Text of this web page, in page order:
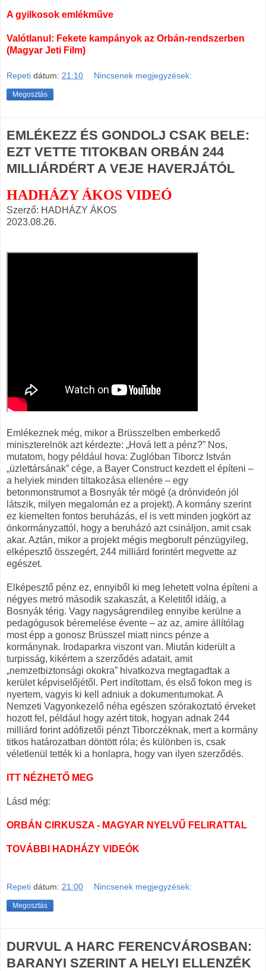
A gyilkosok emlékműve
Valótlanul: Fekete kampányok az Orbán-rendszerben
(Magyar Jeti Film)
Repeti dátum: 21:10 Nincsenek megjegyzések:
Megosztás
EMLÉKEZZ ÉS GONDOLJ CSAK BELE:
EZT VETTE TITOKBAN ORBÁN 244
MILLIÁRDÉRT A VEJE HAVERJÁTÓL
HADHÁZY ÁKOS VIDEÓ
Szerző: HADHÁZY ÁKOS
2023.08.26.
Emlékeznek még, mikor a Brüsszelben emberkedő
miniszterelnök azt kérdezte: „Hová lett a pénz?” Nos,
mutatom, hogy például hova: Zuglóban Tiborcz István
„üzlettársának” cége, a Bayer Construct kezdett el építeni –
a helyiek minden tiltakozása ellenére – egy
betonmonstrumot a Bosnyák tér mögé (a drónvideón jól
látszik, milyen megalomán ez a projekt). A kormány szerint
ez kiemelten fontos beruházás, el is vett minden jogkört az
önkormányzattól, hogy a beruházó azt csináljon, amit csak
akar. Aztán, mikor a projekt mégis megborult pénzügyileg,
elképesztő összegért, 244 milliárd forintért megvette az
egészet.
Elképesztő pénz ez, ennyiből ki meg lehetett volna építeni a
négyes metró második szakaszát, a Keletitől idáig, a
Bosnyák térig. Vagy nagyságrendileg ennyibe kerülne a
pedagógusok béremelése évente – az az, amire állítólag
most épp a gonosz Brüsszel miatt nincs pénze a
kormánynak. Irodaparkra viszont van. Miután kiderült a
turpisság, kikértem a szerződés adatait, amit
„nemzetbiztonsági okokra” hivatkozva megtagadtak a
kerület képviselőjétől. Pert indítottam, és első fokon meg is
nyertem, vagyis ki kell adniuk a dokumentumokat. A
Nemzeti Vagyonkezelő néha egészen szórakoztató érveket
hozott fel, például hogy azért titok, hogyan adnak 244
milliárd forint adófizetői pénzt Tiborczéknak, mert a kormány
titkos határozatban döntött róla; és különben is, csak
véletlenül tették ki a honlapra, hogy van ilyen szerződés.
ITT NÉZHETŐ MEG
Lásd még:
ORBÁN CIRKUSZA - MAGYAR NYELVŰ FELIRATTAL
TOVÁBBI HADHÁZY VIDEÓK
Repeti dátum: 21:00 Nincsenek megjegyzések:
Megosztás
DURVUL A HARC FERENCVÁROSBAN:
BARANYI SZERINT A HELYI ELLENZÉK